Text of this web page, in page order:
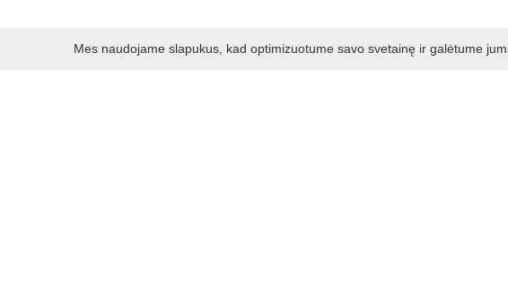
Mes naudojame slapukus, kad optimizuotume savo svetainę ir galėtume